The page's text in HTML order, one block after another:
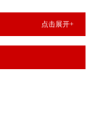
点击展开+